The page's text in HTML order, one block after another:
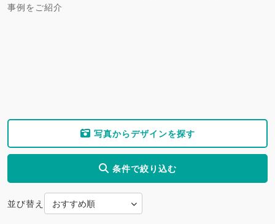
事例をご紹介
写真からデザインを探す
条件で絞り込む
並び替え